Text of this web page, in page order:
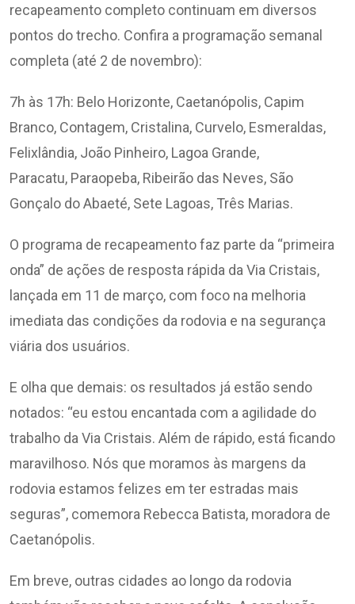
recapeamento completo continuam em diversos
pontos do trecho. Confira a programação semanal
completa (até 2 de novembro):
7h às 17h: Belo Horizonte, Caetanópolis, Capim
Branco, Contagem, Cristalina, Curvelo, Esmeraldas,
Felixlândia, João Pinheiro, Lagoa Grande,
Paracatu, Paraopeba, Ribeirão das Neves, São
Gonçalo do Abaeté, Sete Lagoas, Três Marias.
O programa de recapeamento faz parte da “primeira
onda” de ações de resposta rápida da Via Cristais,
lançada em 11 de março, com foco na melhoria
imediata das condições da rodovia e na segurança
viária dos usuários.
E olha que demais: os resultados já estão sendo
notados: “eu estou encantada com a agilidade do
trabalho da Via Cristais. Além de rápido, está ficando
maravilhoso. Nós que moramos às margens da
rodovia estamos felizes em ter estradas mais
seguras”, comemora Rebecca Batista, moradora de
Caetanópolis.
Em breve, outras cidades ao longo da rodovia